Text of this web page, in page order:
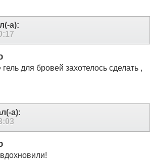
а):
для бровей захотелось сделать ,
а):